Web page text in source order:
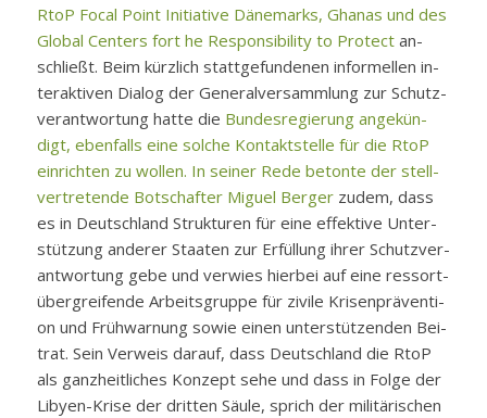
RtoP Fo­cal Point In­itia­ti­ve Dä­ne­marks, Gha­nas und des
Glo­bal Cen­ters fort he Re­s­pon­si­bi­li­ty to Pro­tectan­
schlie­ßt. Beim kürz­lich statt­ge­fun­de­nen in­for­mel­len in­
ter­ak­ti­ven Dia­log der Ge­ne­ral­ver­samm­lung zur Schutz­
ver­ant­wor­tung hat­te die Bun­des­re­gie­rung an­ge­kün­
digt, eben­falls ei­ne sol­che Kon­takt­stel­le für die RtoP
ein­rich­ten zu wol­len. In sei­ner Re­de be­ton­te der stell­
ver­tre­ten­de Bot­schaf­ter Mi­guel Ber­gerzu­dem, dass
es in Deutsch­land Struk­tu­ren für ei­ne ef­fek­ti­ve Un­ter­
stüt­zung an­de­rer Staa­ten zur Er­fül­lung ih­rer Schutz­ver­
ant­wor­tung ge­be und ver­wies hier­bei auf ei­ne res­sort­
über­grei­fen­de Ar­beits­grup­pe für zi­vi­le Kri­sen­prä­ven­ti­
on und Früh­war­nung so­wie ei­nen un­ter­stüt­zen­den Bei­
trat. Sein Ver­weis dar­auf, dass Deutsch­land die RtoP
als ganz­heit­li­ches Kon­zept se­he und dass in Fol­ge der
Li­by­en-Kri­se der drit­ten Säu­le, sprich der mi­li­tä­ri­schen